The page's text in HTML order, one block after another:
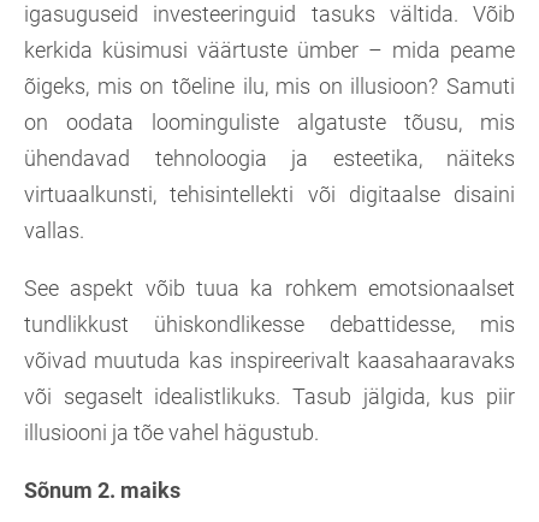
igasuguseid investeeringuid tasuks vältida. Võib
kerkida küsimusi väärtuste ümber – mida peame
õigeks, mis on tõeline ilu, mis on illusioon? Samuti
on oodata loominguliste algatuste tõusu, mis
ühendavad tehnoloogia ja esteetika, näiteks
virtuaalkunsti, tehisintellekti või digitaalse disaini
vallas.
See aspekt võib tuua ka rohkem emotsionaalset
tundlikkust ühiskondlikesse debattidesse, mis
võivad muutuda kas inspireerivalt kaasahaaravaks
või segaselt idealistlikuks. Tasub jälgida, kus piir
illusiooni ja tõe vahel hägustub.
Sõnum 2. maiks